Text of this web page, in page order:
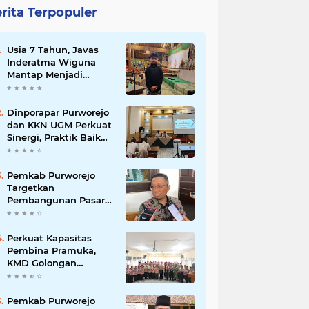
Terpopuler
Usia 7 Tahun, Javas
Inderatma Wiguna
Mantap Menjadi
Dalang Cilik, Sang
Menonton Wayang di
YouTube
Dinporapar Purworejo
dan KKN UGM Perkuat
Sinergi, Praktik Baik
Kecamatan Berdaya
Pemkab Purworejo
Targetkan
Pembangunan Pasar
Kutoarjo Dimulai 2027,
Kelayakan hingga
DED
Perkuat Kapasitas
Pembina Pramuka,
KMD Golongan
Penggalang Pituruh
Pemkab Purworejo